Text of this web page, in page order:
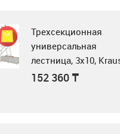
Микроволновка
Трехсекционная
универсальная
лестница, 3x10,
Tribilo 129765
152 360 ₸